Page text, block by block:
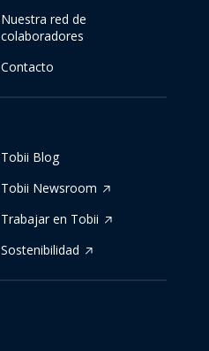
Nuestra red de
colaboradores
Contacto
Tobii Blog
Tobii Newsroom
Trabajar en Tobii
Sostenibilidad